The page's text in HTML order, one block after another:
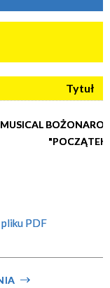
Tytuł
MUSICAL
PDF